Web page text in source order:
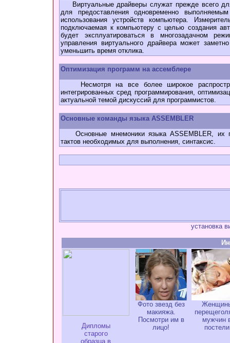
Виртуальные драйверы служат прежде всего
для предоставления одновременно
использования устройств компьютера.
подключаемая к компьютеру с целью создания
будет эксплуатироваться в многозадачном
управления виртуального драйвера может
уменьшить время отклика.
Оптимизация программ на ассемблере
Несмотря на все более широкое
интегрированных сред программирования,
актуальной темой дискуссий для программистов.
Основные команды языка ASSEMBLER
Основные мнемоники языка ASSEMBLER, их
тактов необходимых для выполнения, синтаксис.
установка
Дипломы
старого
образца в
Фото звезд без
макияжа.
Посмотри им в
лицо!
мужчин
постели